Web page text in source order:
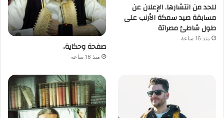
للحد من انتشارها. الإعلان عن
مسابقة صيد سمكة الأرنب على
طول شاطئ مصراتة
منذ 16 ساعة
صفحة وحكاية،
منذ 16 ساعة